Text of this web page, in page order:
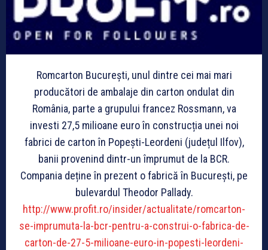
Romcarton București, unul dintre cei mai mari
producători de ambalaje din carton ondulat din
România, parte a grupului francez Rossmann, va
investi 27,5 milioane euro în construcția unei noi
fabrici de carton în Popești-Leordeni (județul Ilfov),
banii provenind dintr-un împrumut de la BCR.
Compania deține în prezent o fabrică în București, pe
bulevardul Theodor Pallady.
http://www.profit.ro/insider/actualitate/romcarton-
se-imprumuta-la-bcr-pentru-a-construi-o-fabrica-de-
carton-de-27-5-milioane-euro-in-popesti-leordeni-